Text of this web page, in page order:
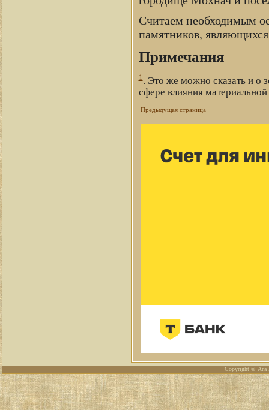
Считаем необходимым
памятников,
Примечания
1. Это же можно сказать и о
сфере влияния
Предыдущая страница
Copyright © Ага